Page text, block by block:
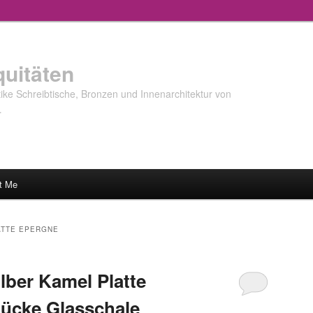
Schreibtische, Bronzen und Innenarchitektur von
Me
EPERGNE
Kamel Platte